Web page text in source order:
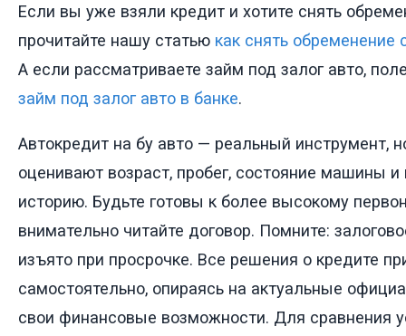
Если вы уже взяли кредит и хотите снять
прочитайте нашу статью как снять
А если рассматриваете займ под залог авто,
займ под залог авто в банке.
Автокредит на бу авто — реальный инструмент,
оценивают возраст, пробег, состояние машины
историю. Будьте готовы к более высокому
внимательно читайте договор. Помните:
изъято при просрочке. Все решения о кредите
самостоятельно, опираясь на актуальные
свои финансовые возможности. Для сравнения